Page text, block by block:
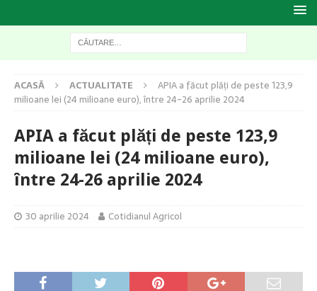
ACASĂ ACTUALITATE
APIA a făcut plăți de peste 123,9
milioane lei (24 milioane euro), între 24-26 aprilie 2024
APIA a făcut plăți de peste 123,9
milioane lei (24 milioane euro),
între 24-26 aprilie 2024
30 aprilie 2024 Cotidianul Agricol